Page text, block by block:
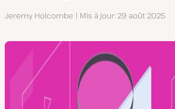
Auteur
Jeremy Holcombe Mis à jour 29 août 2025